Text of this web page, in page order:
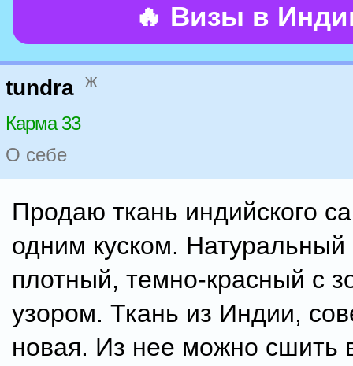
🔥 Визы в
tundra ж
Карма 33
О себе
Продаю ткань индийского
одним куском.
плотный, темно-красный с
узором. Ткань из Индии,
новая. Из нее можно сшить